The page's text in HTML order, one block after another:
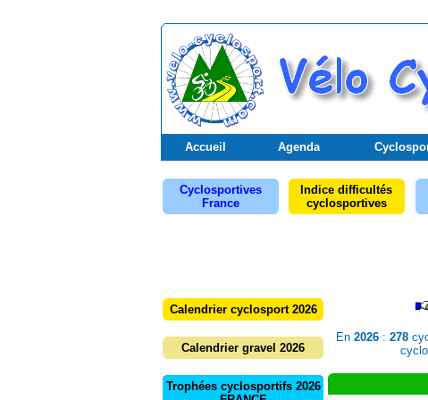
Accueil Agenda
Cyclosportives
France
Indice difficultés
cyclosportives
Calendrier cyclosport 2026
Calendrier gravel 2026
Trophées cyclosportifs 2026
En 2026: 278